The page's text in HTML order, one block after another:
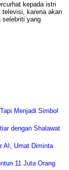
kepada istri
televisi, karena akan
selebriti yang
Menjadi Simbol
dengan Shalawat
AI, Umat Diminta
11 Juta Orang